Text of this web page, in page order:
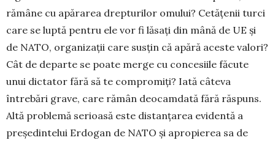
rămâne cu apărarea drepturilor omului? Cetățenii turci
care se luptă pentru ele vor fi lăsați din mână de UE și
de NATO, organizații care susțin că apără aceste valori?
Cât de departe se poate merge cu concesiile făcute
unui dictator fără să te compromiți? Iată câteva
întrebări grave, care rămân deocamdată fără răspuns.
Altă problemă serioasă este distanțarea evidentă a
președintelui Erdogan de NATO și apropierea sa de